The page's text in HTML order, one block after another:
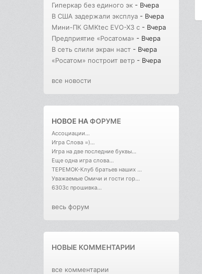
Гиперкар без единого эк - Вчера
В США задержали эксплуа - Вчера
Мини-ПК GMKtec EVO-X3 с - Вчера
Предприятие «Росатома» - Вчера
В сеть слили экран наст - Вчера
«Росатом» построит ветр - Вчера
все новости
НОВОЕ НАФОРУМЕ
Ассоциации...
Игра Слова =)...
Игра на две последние буквы...
Еще одна игра слова...
ТЕРЕМОК-Клуб братьев наших ...
Уважаемые Омичи и гости гор...
6303с прошивка...
весь форум
НОВЫЕ КОММЕНТАРИИ
все комментарии